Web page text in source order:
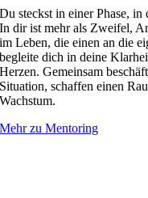
Du steckst in einer Phase, in
In dir ist mehr als Zweifel,
im Leben, die einen an die
begleite dich in deine
Herzen. Gemeinsam
Situation, schaffen einen
Wachstum.
Mehr zu Mentoring